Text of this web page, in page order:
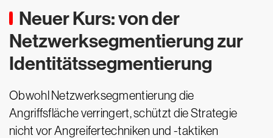
Neuer Kurs: von der
Netzwerksegmentierung zur
Identitätssegmentierung
Obwohl Netzwerksegmentierung die
Angriffsfläche verringert, schützt die Strategie
nicht vor Angreifertechniken und -taktiken